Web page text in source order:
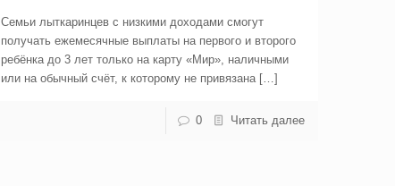
Семьи лыткаринцев с низкими доходами смогут
получать ежемесячные выплаты на первого и второго
ребёнка до 3 лет только на карту «Мир», наличными
или на обычный счёт, к которому не привязана […]
0 Читать далее